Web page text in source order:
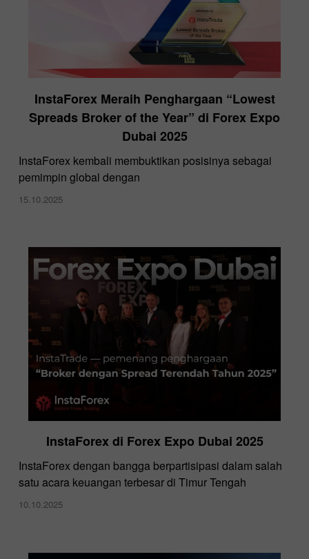
InstaForex Meraih Penghargaan “Lowest
Spreads Broker of the Year” di Forex Expo
Dubai 2025
InstaForex kembali membuktikan posisinya sebagai
pemimpin global dengan
15.10.2025
InstaForex di Forex Expo Dubai 2025
InstaForex dengan bangga berpartisipasi dalam salah
satu acara keuangan terbesar di Timur Tengah
10.10.2025